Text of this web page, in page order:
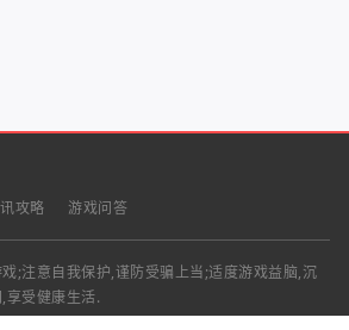
攻略 游戏问答
;注意自我保护,谨防受骗上当;适度游戏益脑,沉
享受健康生活.